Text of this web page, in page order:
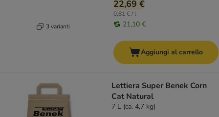
3 varianti
22,69 €
0,81 € / l
21,10 €
Aggiungi al carrello
Lettiera Super Benek Corn
Cat Natural
7 L (ca. 4,7 kg)